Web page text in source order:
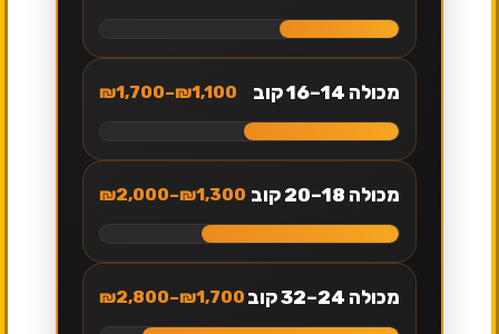
מכולה 14–16 קוב ₪1,100–₪1,700
מכולה 18–20 קוב ₪1,300–₪2,000
מכולה 24–32 קוב ₪1,700–₪2,800